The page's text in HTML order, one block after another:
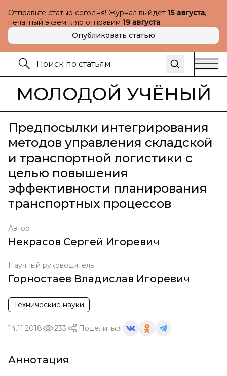
Отправьте статью сегодня! Журнал выйдет 15 августа,
печатный экземпляр отправим 19 августа
Опубликовать статью
МОЛОДОЙ УЧЁНЫЙ
Предпосылки интегрирования
методов управления складской
и транспортной логистики с
целью повышения
эффективности планирования
транспортных процессов
Автор
Некрасов Сергей Игоревич
Научный руководитель
Горностаев Владислав Игоревич
Технические науки
14.11.2018 233 Поделиться
Аннотация